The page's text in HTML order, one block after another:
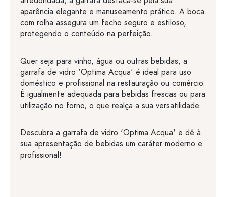
aparência elegante e manuseamento prático. A boca
com rolha assegura um fecho seguro e estiloso,
protegendo o conteúdo na perfeição.
Quer seja para vinho, água ou outras bebidas, a
garrafa de vidro 'Optima Acqua' é ideal para uso
doméstico e profissional na restauração ou comércio.
É igualmente adequada para bebidas frescas ou para
utilização no forno, o que realça a sua versatilidade.
Descubra a garrafa de vidro 'Optima Acqua' e dê à
sua apresentação de bebidas um caráter moderno e
profissional!